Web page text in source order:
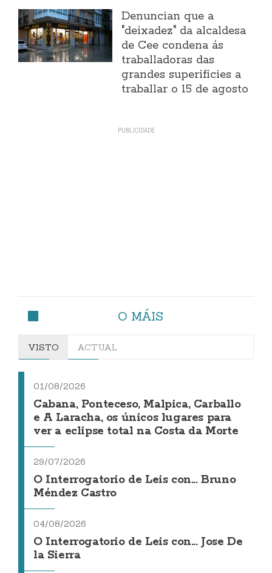
Denuncian que a
"deixadez" da alcaldesa
de Cee condena ás
traballadoras das
grandes superificies a
traballar o 15 de agosto
O MÁIS
VISTO ACTUAL
01/08/2026
Cabana, Ponteceso, Malpica, Carballo
e A Laracha, os únicos lugares para
ver a eclipse total na Costa da Morte
29/07/2026
O Interrogatorio de Leis con... Bruno
Méndez Castro
04/08/2026
O Interrogatorio de Leis con... Jose De
la Sierra